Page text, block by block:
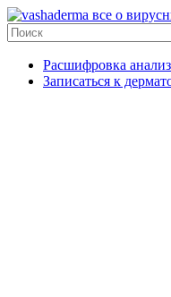
все о
Расшифровка
Записаться к